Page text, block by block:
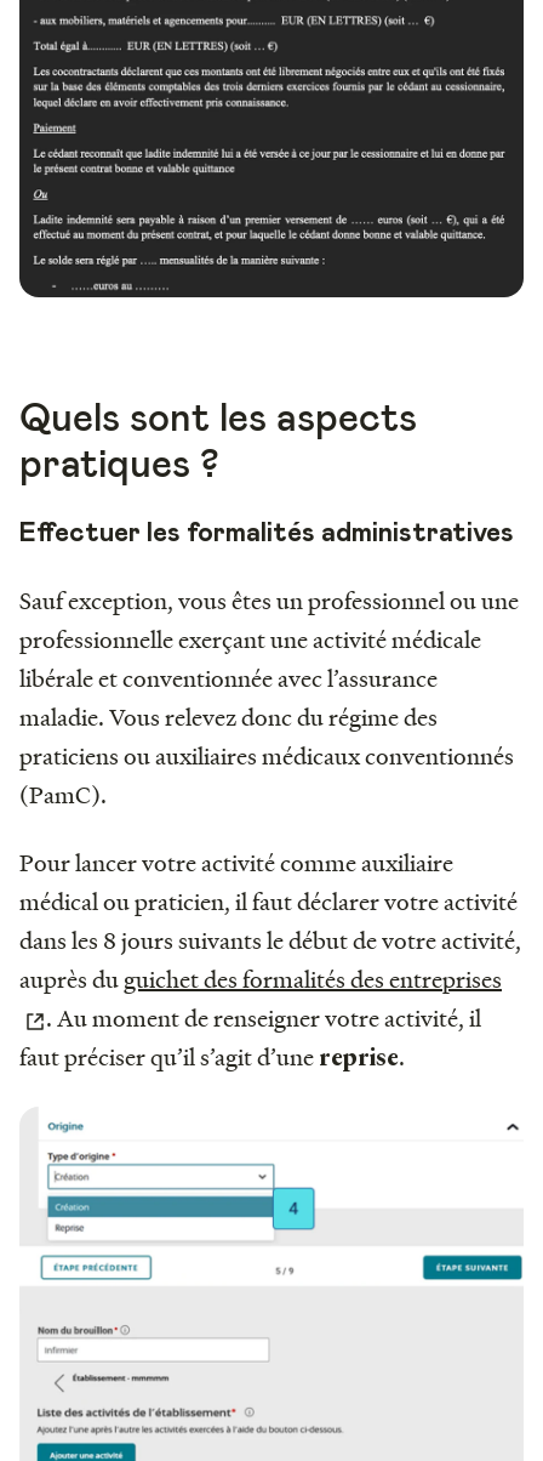
Quels sont les aspects
pratiques ?
Effectuer les formalités administratives
Sauf exception, vous êtes un professionnel ou une
professionnelle exerçant une activité médicale
libérale et conventionnée avec l’assurance
maladie. Vous relevez donc du régime des
praticiens ou auxiliaires médicaux conventionnés
(PamC).
Pour lancer votre activité comme auxiliaire
médical ou praticien, il faut déclarer votre activité
dans les 8 jours suivants le début de votre activité,
auprès duguichet des formalités des entreprises
. Au moment de renseigner votre activité, il
faut préciser qu’il s’agit d’une reprise.